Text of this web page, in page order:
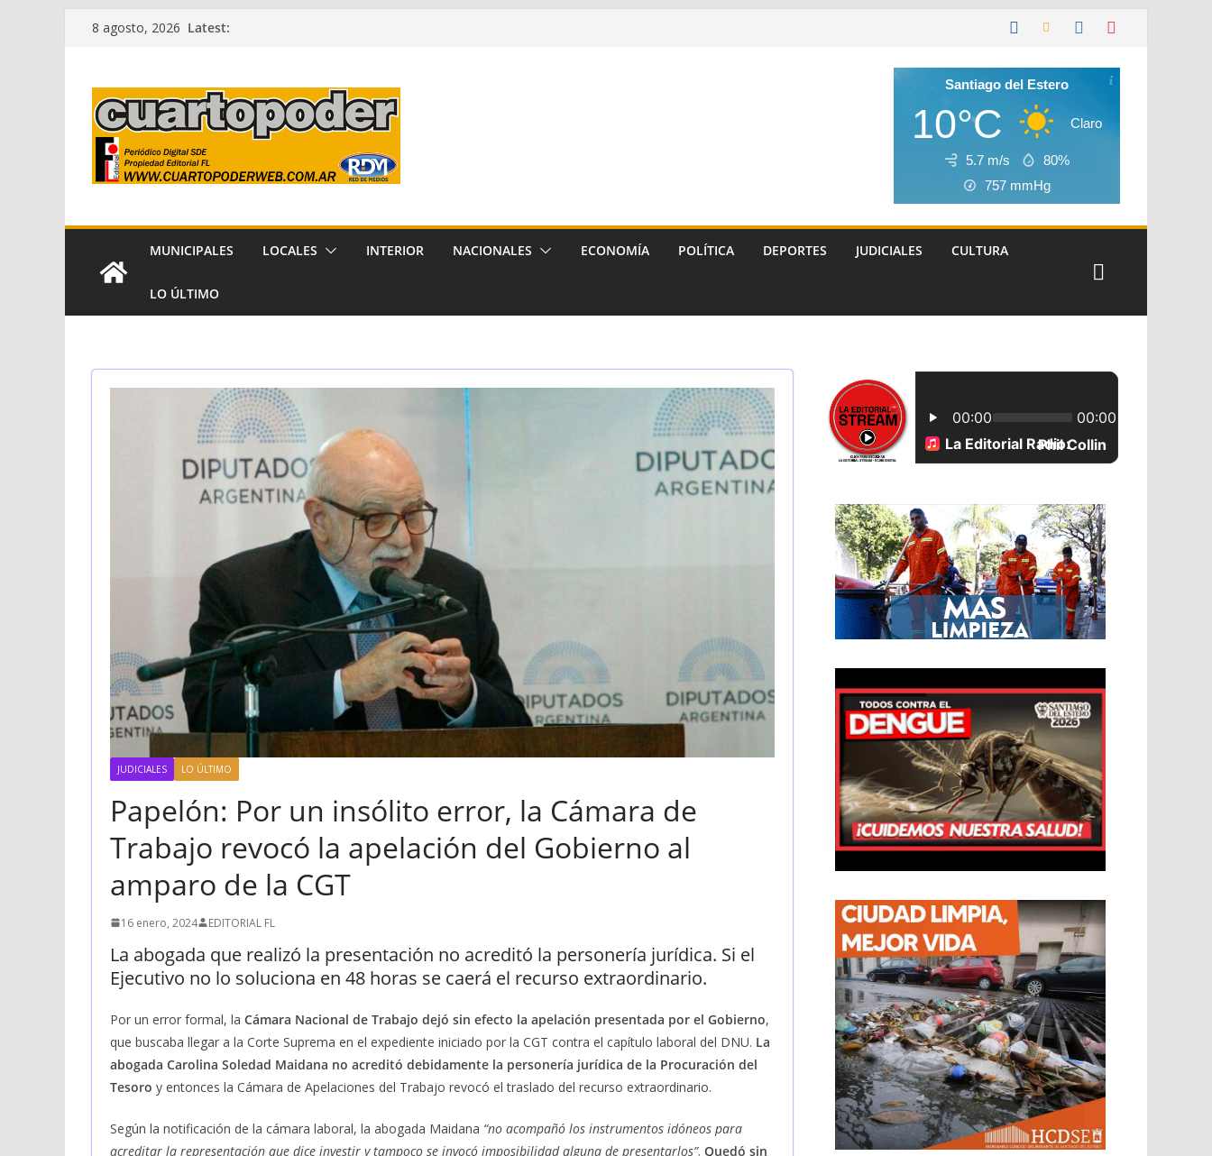
8 agosto, 2026 Latest:
Santiago del Estero
10°C Claro
5.7 m/s
80%
757 mmHg
MUNICIPALES LOCALES INTERIOR NACIONALES ECONOMÍA POLÍTICA DEPORTES JUDICIALES CULTURA
LO ÚLTIMO
JUDICIALES LO ÚLTIMO
Papelón: Por un insólito error, la Cámara de
Trabajo revocó la apelación del Gobierno al
amparo de la CGT
16 enero, 2024 EDITORIAL FL
La abogada que realizó la presentación no acreditó la personería jurídica. Si el
Ejecutivo no lo soluciona en 48 horas se caerá el recurso extraordinario.
Por un error formal, la Cámara Nacional de Trabajo dejó sin efecto la apelación presentada por el Gobierno,
que buscaba llegar a la Corte Suprema en el expediente iniciado por la CGT contra el capítulo laboral del DNU. La
abogada Carolina Soledad Maidana no acreditó debidamente la personería jurídica de la Procuración del
Tesoro y entonces la Cámara de Apelaciones del Trabajo revocó el traslado del recurso extraordinario.
Según la notificación de la cámara laboral, la abogada Maidana “no acompañó los instrumentos idóneos para
acreditar la representación que dice investir y tampoco se invocó imposibilidad alguna de presentarlos”. Quedó sin